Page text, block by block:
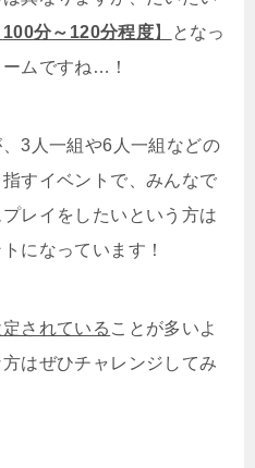
100分～120分程度】
となっ
ムですね…！
3人一組や6人一組などの
すイベントで、みんなで
レイをしたいという方は
になっています！
されている ことが多いよ
はぜひチャレンジしてみ